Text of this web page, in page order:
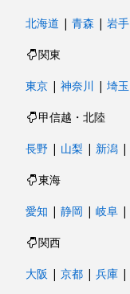
北海道 | 青森 | 岩手
関東
東京 | 神奈川 | 埼玉
甲信越・北陸
長野 | 山梨 | 新潟 |
東海
愛知 | 静岡 | 岐阜 |
関西
大阪 | 京都 | 兵庫 |